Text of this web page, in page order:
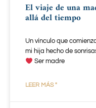
El viaje de una
allá del tiempo
Un vínculo que
mi hija hecho de
Ser madre
LEER MÁS "